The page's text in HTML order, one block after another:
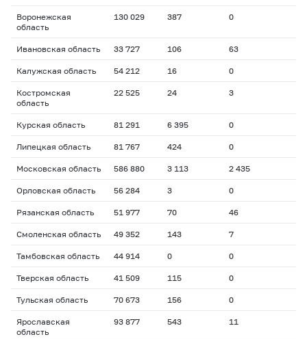
Воронежская
область
130 029 387 0
Ивановская область 33 727 106 63
Калужская область 54 212 16 0
Костромская
область
22 525 24 3
Курская область 81 291 6 395 0
Липецкая область 81 767 424 0
Московская область 586 880 3 113 2 435
Орловская область 56 284 3 0
Рязанская область 51 977 70 46
Смоленская область 49 352 143 7
Тамбовская область 44 914 0 0
Тверская область 41 509 115 0
Тульская область 70 673 156 0
Ярославская
область
93 877 543 11